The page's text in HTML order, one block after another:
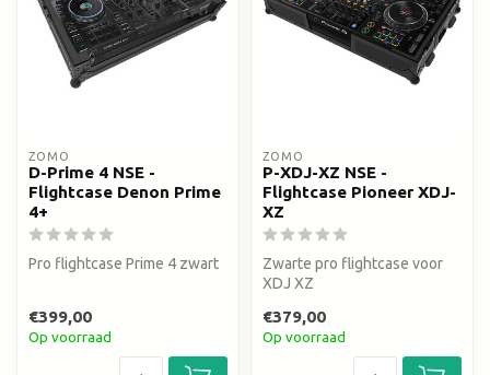
ZOMO
D-Prime 4 NSE -
Flightcase Denon Prime
4+
Pro flightcase Prime 4 zwart
€399,00
Op voorraad
ZOMO
P-XDJ-XZ NSE -
Flightcase Pioneer XDJ-
XZ
Zwarte pro flightcase voor
XDJ XZ
€379,00
Op voorraad